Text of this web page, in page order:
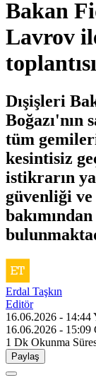
Bakan
Lavrov
Dışişleri
Boğazı'nın
tüm
kesintisiz
istikrarın
güvenliği
Erdal Taşkın
Editör
16.06.2026 - 14:44
16.06.2026 - 15:09
1 Dk Okunma
Paylaş